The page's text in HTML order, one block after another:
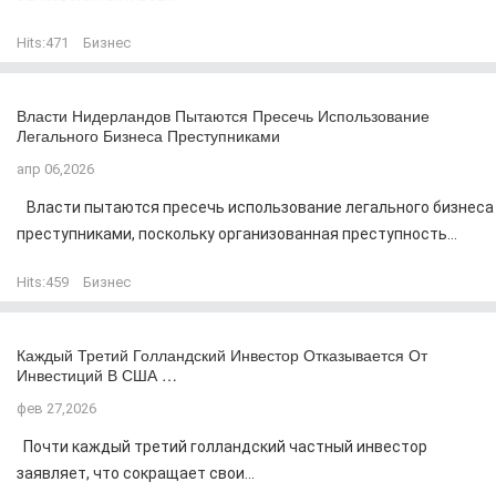
Hits:471 Бизнес
Власти Нидерландов Пытаются Пресечь Использование
Легального Бизнеса Преступниками
апр 06,2026
Власти пытаются пресечь использование легального бизнеса
преступниками, поскольку организованная преступность...
Hits:459 Бизнес
Каждый Третий Голландский Инвестор Отказывается От
Инвестиций В США …
фев 27,2026
Почти каждый третий голландский частный инвестор
заявляет, что сокращает свои...